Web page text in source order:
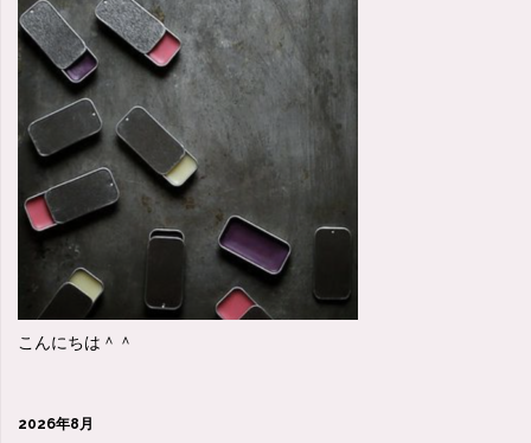
後
ま
で
残
る
こんにちは＾＾
2026年8月